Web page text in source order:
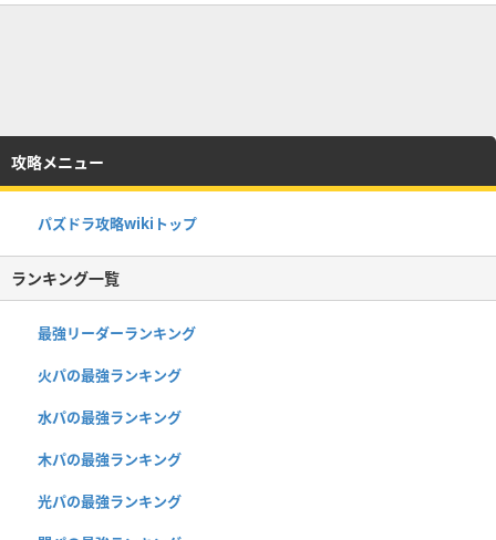
攻略メニュー
パズドラ攻略wikiトップ
ランキング一覧
最強リーダーランキング
火パの最強ランキング
水パの最強ランキング
木パの最強ランキング
光パの最強ランキング